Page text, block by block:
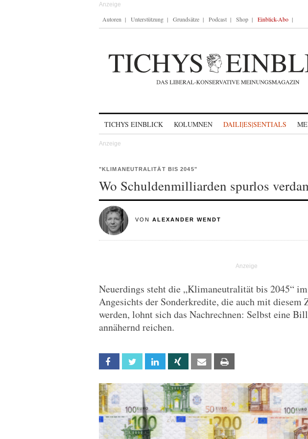
Autoren Unterstützung Grundsätze Podcast Shop Einblick-Abo
TICHYS EINBLICK KOLUMNEN DAILI|ES|SENTIALS
"KLIMANEUTRALITÄT BIS 2045"
Wo Schuldenmilliarden spurlos
VON ALEXANDER WENDT
Neuerdings steht die „Klimaneutralität bis 2045“
Angesichts der Sonderkredite, die auch mit diesem
werden, lohnt sich das Nachrechnen: Selbst eine
annähernd reichen.
Facebook Twitter Linkedin Xing Email